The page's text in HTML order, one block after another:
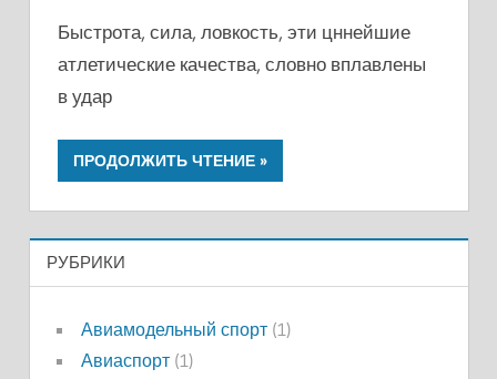
Быстрота, сила, ловкость, эти цннейшие
атлетические качества, словно вплавлены
в удар
ПРОДОЛЖИТЬ ЧТЕНИЕ
РУБРИКИ
Авиамодельный спорт(1)
Авиаспорт(1)